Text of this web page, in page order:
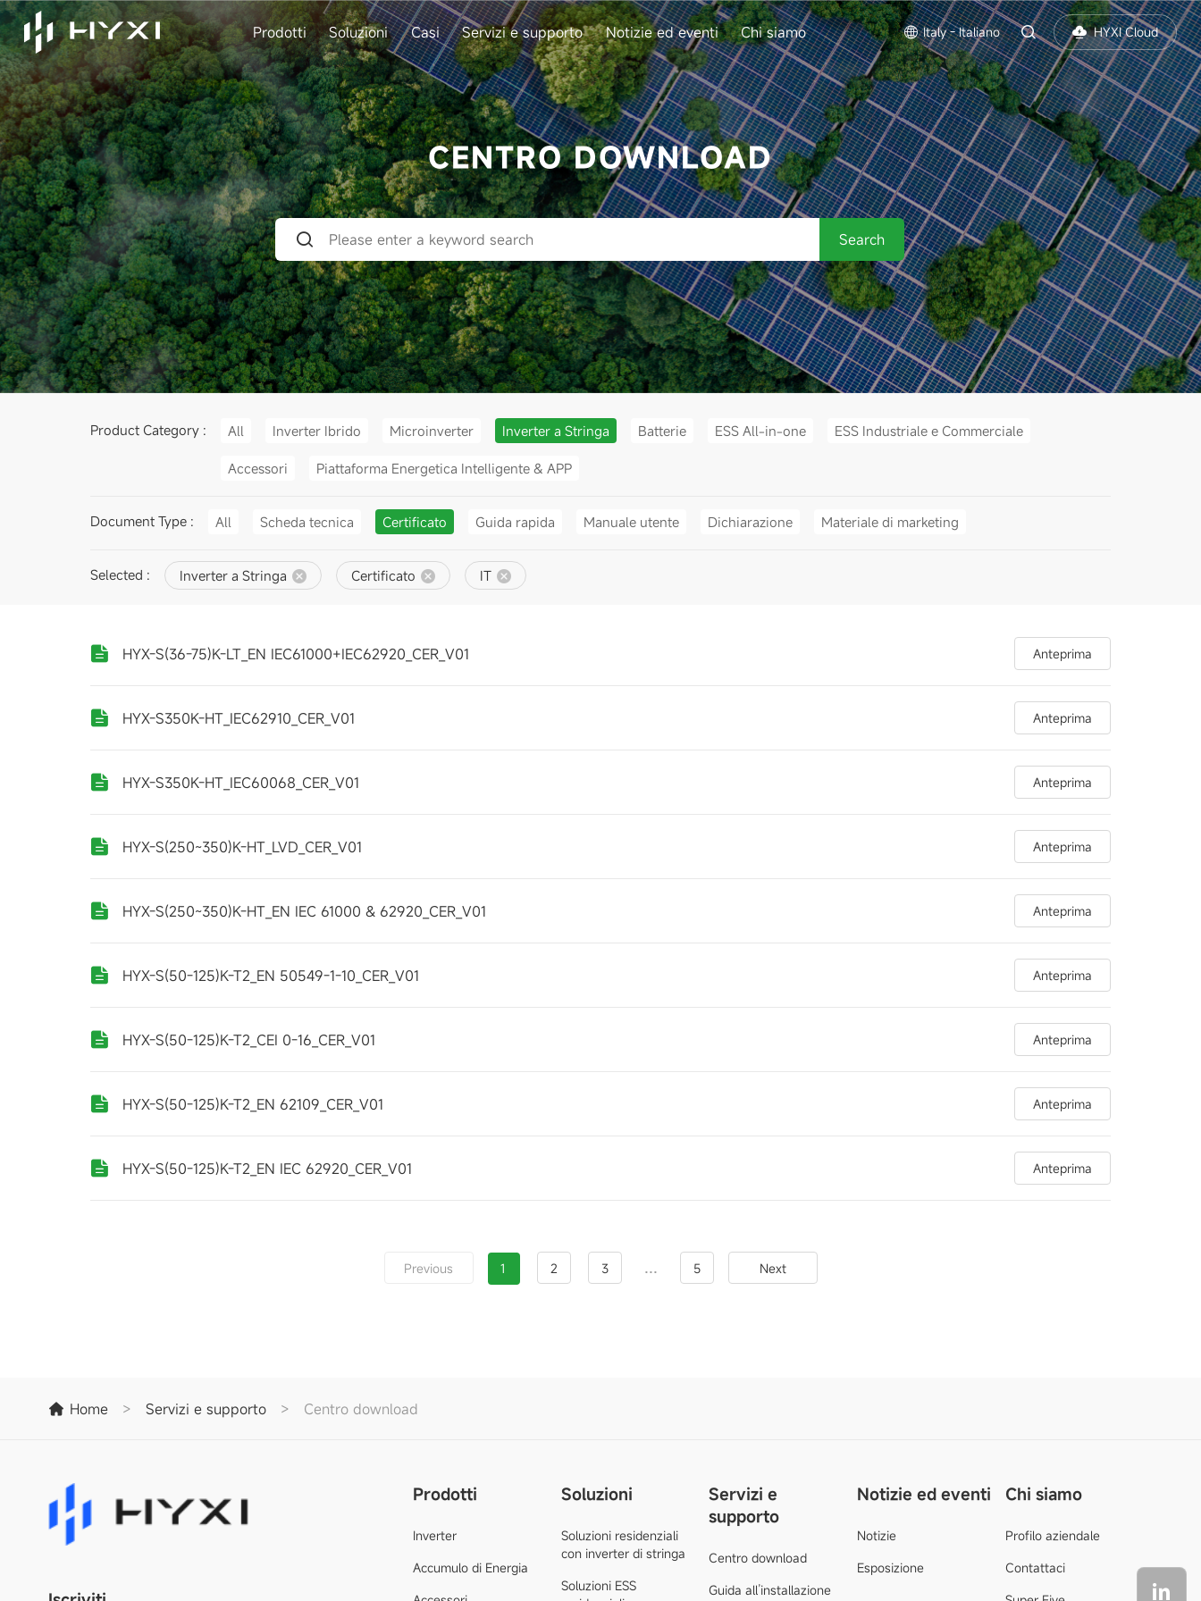
Prodotti Soluzioni Casi Servizi e supporto Notizie ed eventi Chi siamo Italy - Italiano HYXI Cloud
CENTRO DOWNLOAD
Search
Product Category : All Inverter Ibrido Microinverter Inverter a Stringa Batterie ESS All-in-one ESS Industriale e Commerciale
Accessori Piattaforma Energetica Intelligente & APP
Document Type : All Scheda tecnica Certificato Guida rapida Manuale utente Dichiarazione Materiale di marketing
Selected : Inverter a Stringa Certificato IT
HYX-S(36-75)K-LT_EN IEC61000+IEC62920_CER_V01 Anteprima
HYX-S350K-HT_IEC62910_CER_V01 Anteprima
HYX-S350K-HT_IEC60068_CER_V01 Anteprima
HYX-S(250~350)K-HT_LVD_CER_V01 Anteprima
HYX-S(250~350)K-HT_EN IEC 61000 & 62920_CER_V01 Anteprima
HYX-S(50-125)K-T2_EN 50549-1-10_CER_V01 Anteprima
HYX-S(50-125)K-T2_CEI 0-16_CER_V01 Anteprima
HYX-S(50-125)K-T2_EN 62109_CER_V01 Anteprima
HYX-S(50-125)K-T2_EN IEC 62920_CER_V01 Anteprima
Previous 1 2 3 ... 5 Next
Home > Servizi e supporto > Centro download
Prodotti
Inverter
Accumulo di Energia
Soluzioni
Soluzioni residenziali
con inverter di stringa
Soluzioni ESS
Servizi e
supporto
Centro download
Guida all’installazione
Notizie ed eventi
Notizie
Esposizione
Chi siamo
Profilo aziendale
Contattaci